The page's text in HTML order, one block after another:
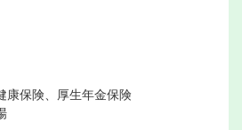
康保険、厚生年金保険